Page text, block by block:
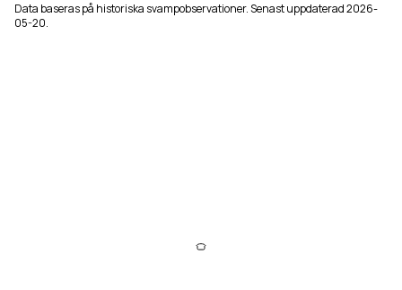
Data baseras på historiska svampobservationer. Senast uppdaterad2026-
05-20.